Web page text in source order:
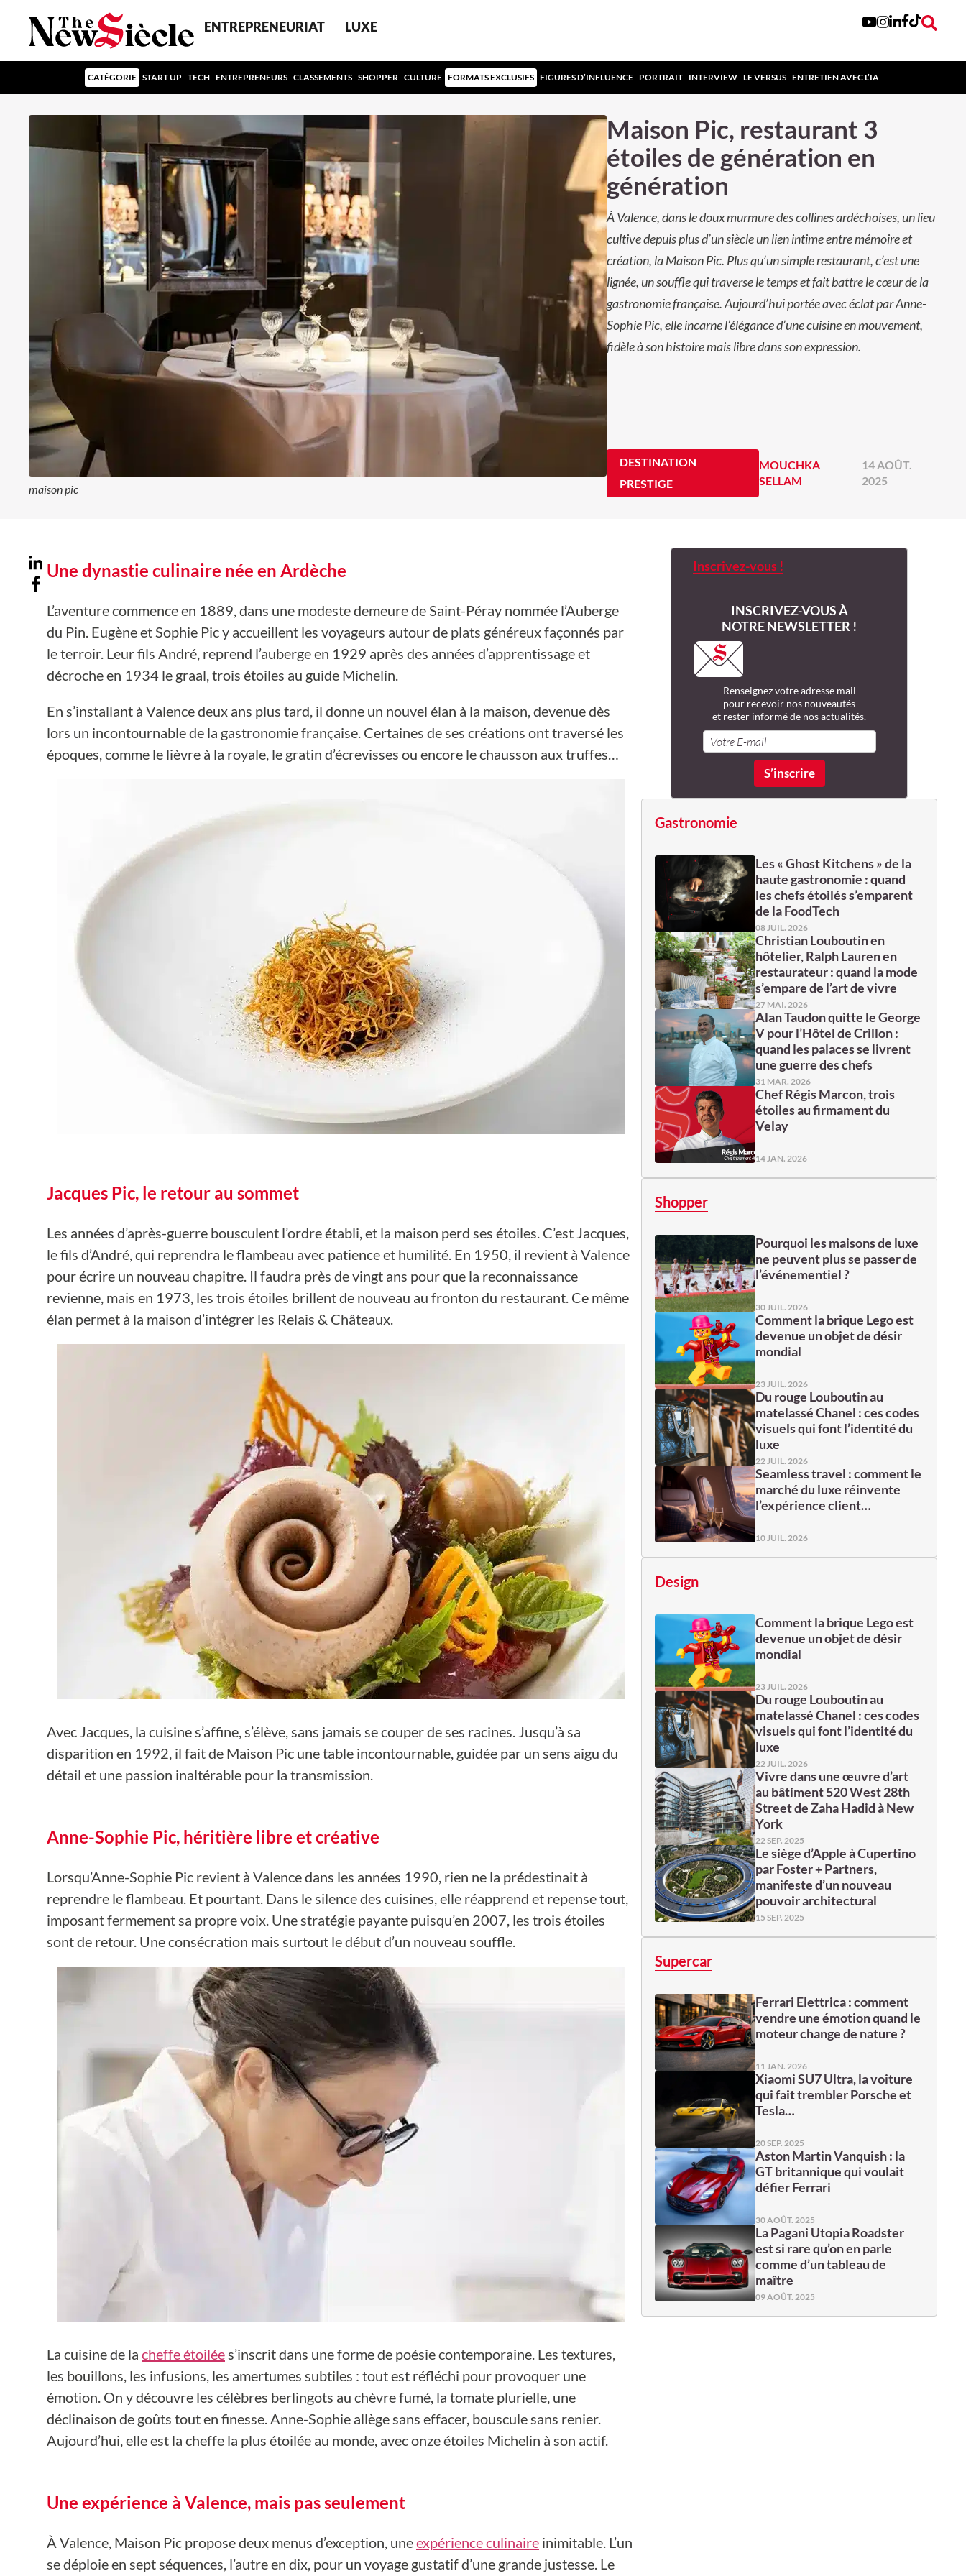
ENTREPRENEURIAT LUXE
CATÉGORIE START UP TECH ENTREPRENEURS CLASSEMENTS SHOPPER CULTURE FORMATS EXCLUSIFS FIGURES D’INFLUENCE PORTRAIT INTERVIEW LE VERSUS ENTRETIEN AVEC L’IA
maison pic
Maison Pic, restaurant 3
étoiles de génération en
génération
À Valence, dans le doux murmure des collines ardéchoises, un lieu
cultive depuis plus d’un siècle un lien intime entre mémoire et
création, la Maison Pic. Plus qu’un simple restaurant, c’est une
lignée, un souffle qui traverse le temps et fait battre le cœur de la
gastronomie française. Aujourd’hui portée avec éclat par Anne-
Sophie Pic, elle incarne l’élégance d’une cuisine en mouvement,
fidèle à son histoire mais libre dans son expression.
DESTINATION
PRESTIGE
MOUCHKA
SELLAM
14 AOÛT.
2025
Une dynastie culinaire née en Ardèche
L’aventure commence en 1889, dans une modeste demeure de Saint-Péray nommée l’Auberge
du Pin. Eugène et Sophie Pic y accueillent les voyageurs autour de plats généreux façonnés par
le terroir. Leur fils André, reprend l’auberge en 1929 après des années d’apprentissage et
décroche en 1934 le graal, trois étoiles au guide Michelin.
En s’installant à Valence deux ans plus tard, il donne un nouvel élan à la maison, devenue dès
lors un incontournable de la gastronomie française. Certaines de ses créations ont traversé les
époques, comme le lièvre à la royale, le gratin d’écrevisses ou encore le chausson aux truffes…
Jacques Pic, le retour au sommet
Les années d’après-guerre bousculent l’ordre établi, et la maison perd ses étoiles. C’est Jacques,
le fils d’André, qui reprendra le flambeau avec patience et humilité. En 1950, il revient à Valence
pour écrire un nouveau chapitre. Il faudra près de vingt ans pour que la reconnaissance
revienne, mais en 1973, les trois étoiles brillent de nouveau au fronton du restaurant. Ce même
élan permet à la maison d’intégrer les Relais & Châteaux.
Avec Jacques, la cuisine s’affine, s’élève, sans jamais se couper de ses racines. Jusqu’à sa
disparition en 1992, il fait de Maison Pic une table incontournable, guidée par un sens aigu du
détail et une passion inaltérable pour la transmission.
Anne-Sophie Pic, héritière libre et créative
Lorsqu’Anne-Sophie Pic revient à Valence dans les années 1990, rien ne la prédestinait à
reprendre le flambeau. Et pourtant. Dans le silence des cuisines, elle réapprend et repense tout,
imposant fermement sa propre voix. Une stratégie payante puisqu’en 2007, les trois étoiles
sont de retour. Une consécration mais surtout le début d’un nouveau souffle.
La cuisine de la cheffe étoilée s’inscrit dans une forme de poésie contemporaine. Les textures,
les bouillons, les infusions, les amertumes subtiles : tout est réfléchi pour provoquer une
émotion. On y découvre les célèbres berlingots au chèvre fumé, la tomate plurielle, une
déclinaison de goûts tout en finesse. Anne-Sophie allège sans effacer, bouscule sans renier.
Aujourd’hui, elle est la cheffe la plus étoilée au monde, avec onze étoiles Michelin à son actif.
Une expérience à Valence, mais pas seulement
À Valence, Maison Pic propose deux menus d’exception, uneexpérience culinaire inimitable. L’un
se déploie en sept séquences, l’autre en dix, pour un voyage gustatif d’une grande justesse. Le
Inscrivez-vous !
INSCRIVEZ-VOUS À
NOTRE NEWSLETTER !
Renseignez votre adresse mail
pour recevoir nos nouveautés
et rester informé de nos actualités.
Gastronomie
Les « Ghost Kitchens » de la
haute gastronomie : quand
les chefs étoilés s’emparent
de la FoodTech
08 JUIL. 2026
Christian Louboutin en
hôtelier, Ralph Lauren en
restaurateur : quand la mode
s’empare de l’art de vivre
27 MAI. 2026
Alan Taudon quitte le George
V pour l’Hôtel de Crillon :
quand les palaces se livrent
une guerre des chefs
31 MAR. 2026
Chef Régis Marcon, trois
étoiles au firmament du
Velay
14 JAN. 2026
Shopper
Pourquoi les maisons de luxe
ne peuvent plus se passer de
l’événementiel ?
30 JUIL. 2026
Comment la brique Lego est
devenue un objet de désir
mondial
23 JUIL. 2026
Du rouge Louboutin au
matelassé Chanel : ces codes
visuels qui font l’identité du
luxe
22 JUIL. 2026
Seamless travel : comment le
marché du luxe réinvente
l’expérience client…
10 JUIL. 2026
Design
Comment la brique Lego est
devenue un objet de désir
mondial
23 JUIL. 2026
Du rouge Louboutin au
matelassé Chanel : ces codes
visuels qui font l’identité du
luxe
22 JUIL. 2026
Vivre dans une œuvre d’art
au bâtiment 520 West 28th
Street de Zaha Hadid à New
York
22 SEP. 2025
Le siège d’Apple à Cupertino
par Foster + Partners,
manifeste d’un nouveau
pouvoir architectural
15 SEP. 2025
Supercar
Ferrari Elettrica : comment
vendre une émotion quand le
moteur change de nature ?
11 JAN. 2026
Xiaomi SU7 Ultra, la voiture
qui fait trembler Porsche et
Tesla…
20 SEP. 2025
Aston Martin Vanquish : la
GT britannique qui voulait
défier Ferrari
30 AOÛT. 2025
La Pagani Utopia Roadster
est si rare qu’on en parle
comme d’un tableau de
maître
09 AOÛT. 2025